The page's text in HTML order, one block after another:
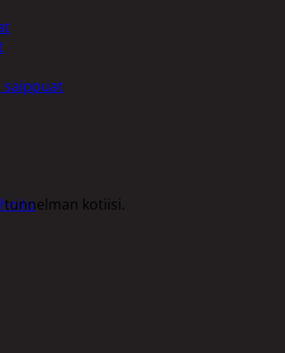
saippuat
kotiisi.